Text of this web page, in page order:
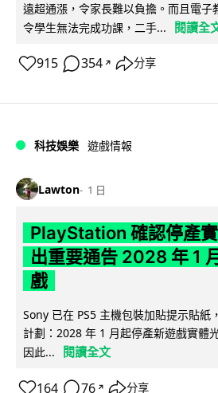
遠超通漲，令家長難以負擔。而且電子
令學生無法完成功課，二手...
閱讀全
915 354 ↗ 分享
科技娛樂 遊戲情報
Lawton 1 日
PlayStation 確認停產
出重要通告 2028 年 1
戲
Sony 已在 PS5 主機包裝加貼提示貼紙
計劃：2028 年 1 月起停產新遊戲實體
因此...
閱讀全文
164 76 ↗ 分享